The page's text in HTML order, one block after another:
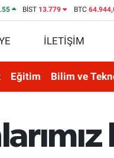
BİST 13.779 BTC
İLETİŞİM
Eğitim Bilim ve